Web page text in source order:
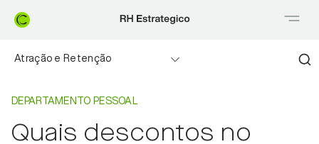
Atração e Retenção
Benefícios flexíveis
Employer branding
Home Departamento pessoal
DEPARTAMENTO PESSOAL
Quais descontos no